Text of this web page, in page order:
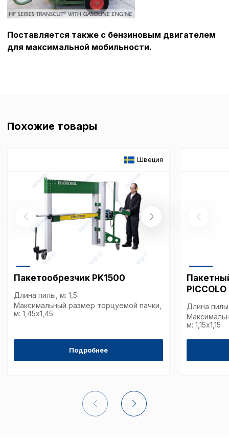
Поставляется также с бензиновым двигателем
для максимальной мобильности.
Похожие товары
Швеция
Пакетообрезчик PK1500
Длина пилы, м: 1,5
Максимальный размер торцуемой пачки,
м: 1,45х1,45
Подробнее
PICCOLO
Длина
м: 1,15х1,15